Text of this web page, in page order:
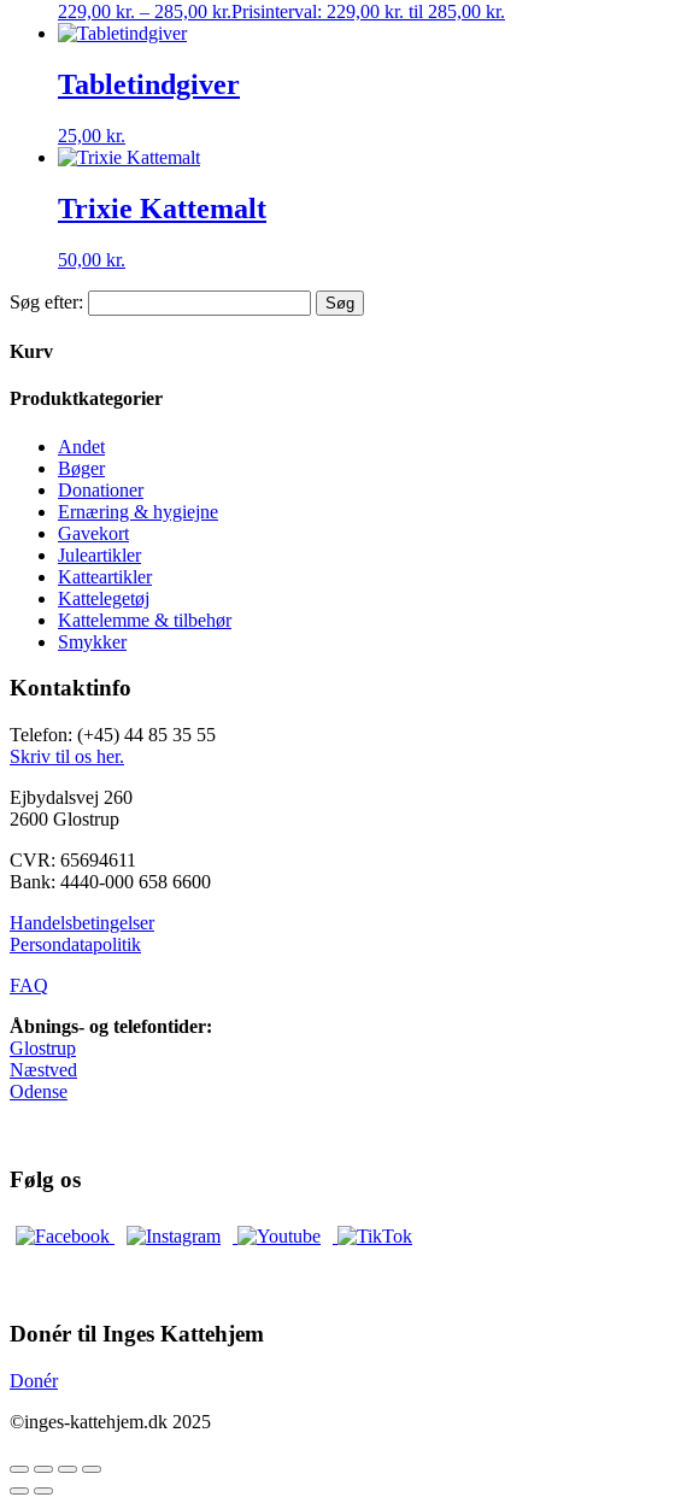
229,00 kr. – 285,00 kr.Prisinterval: 229,00 kr. til 285,00 kr.
Tabletindgiver
25,00 kr.
Trixie Kattemalt
50,00 kr.
Søg efter:
Kurv
Produktkategorier
Andet
Bøger
Donationer
Ernæring & hygiejne
Gavekort
Juleartikler
Katteartikler
Kattelegetøj
Kattelemme & tilbehør
Smykker
Kontaktinfo
Telefon: (+45) 44 85 35 55
Skriv til os her.
Ejbydalsvej 260
2600 Glostrup
CVR: 65694611
Bank: 4440-000 658 6600
Handelsbetingelser
Persondatapolitik
FAQ
Åbnings- og telefontider:
Glostrup
Næstved
Odense
Følg os
Donér til Inges Kattehjem
Donér
©inges-kattehjem.dk 2025